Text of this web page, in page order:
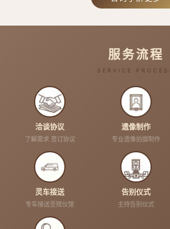
服务流程
SERVICE
洽谈协议
了解需求 签订协议
遗像制作
专业遗像拍摄制作
灵车接送
专车接送至殡仪馆
告别仪式
主持告别仪式